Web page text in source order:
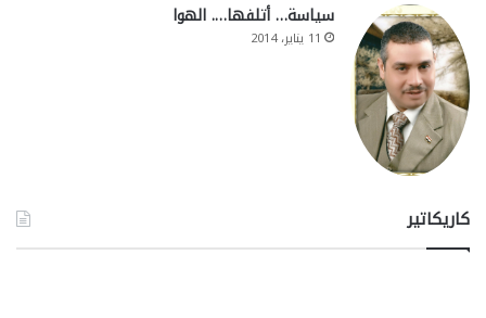
سياسة… أتلفها…. الهوا
11 يناير، 2014
كاريكاتير